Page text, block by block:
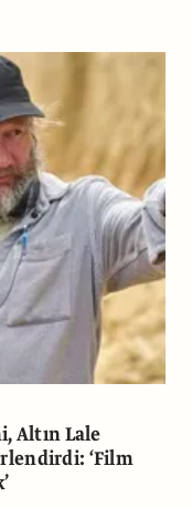
Altın Lale
‘Film